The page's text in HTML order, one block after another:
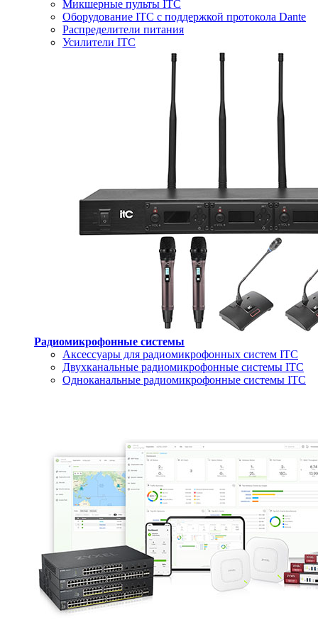
Микшерные пульты ITC
Оборудование ITC с поддержкой протокола Dante
Распределители питания
Усилители ITC
Радиомикрофонные системы
Аксессуары для радиомикрофонных систем ITC
Двухканальные радиомикрофонные системы ITC
Одноканальные радиомикрофонные системы ITC